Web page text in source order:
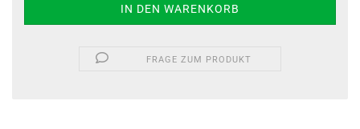
FRAGE ZUM PRODUKT